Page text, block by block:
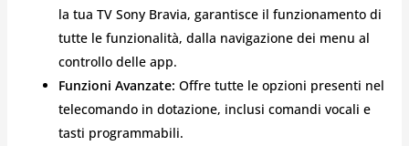
la tua TV Sony Bravia, garantisce il funzionamento di
tutte le funzionalità, dalla navigazione dei menu al
controllo delle app.
Funzioni Avanzate: Offre tutte le opzioni presenti nel
telecomando in dotazione, inclusi comandi vocali e
tasti programmabili.